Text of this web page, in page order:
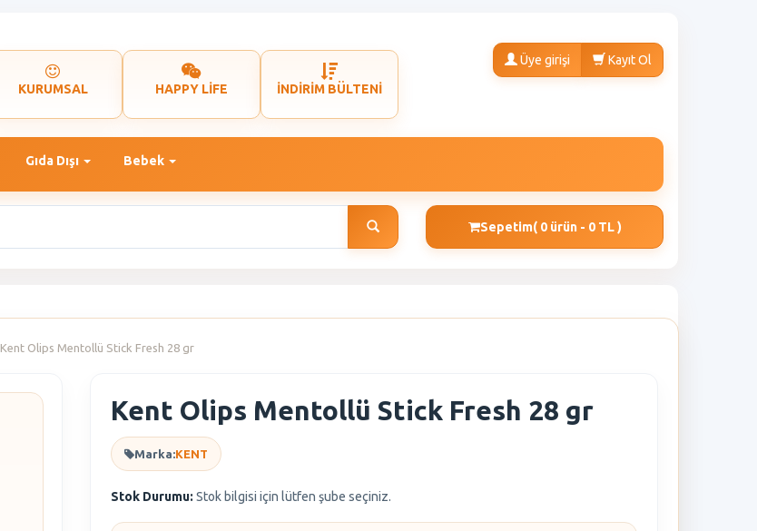
KURUMSAL HAPPY LİFE İNDİRİM BÜLTENİ
Üye girişi Kayıt Ol
Gıda Dışı Bebek
Sepetim( 0 ürün - 0 TL )
Kent Olips Mentollü Stick Fresh 28 gr
Kent Olips Mentollü Stick Fresh 28 gr
Marka:KENT
Stok Durumu: Stok bilgisi için lütfen şube seçiniz.